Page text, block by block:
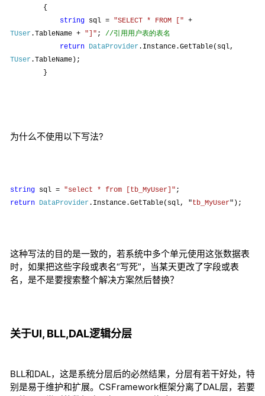
{
string sql = "SELECT * FROM [" +
TUser.TableName + "]" ; //引用用户表的表名
return DataProvider.Instance.GetTable(sql,
TUser.TableName);
}
为什么不使用以下写法?
string sql = "select * from [tb_MyUser]" ;
return DataProvider.Instance.GetTable(sql, "tb_MyUser" );
这种写法的目的是一致的，若系统中多个单元使用这张数据表
时，如果把这些字段或表名“写死”，当某天更改了字段或表
名，是不是要搜索整个解决方案然后替换？
关于UI, BLL,DAL逻辑分层
BLL和DAL，这是系统分层后的必然结果，分层有若干好处，特
别是易于维护和扩展。CSFramework框架分离了DAL层，若要